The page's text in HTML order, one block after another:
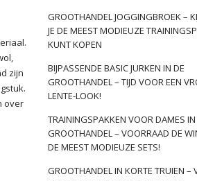
zijn
over
GROOTHANDEL JOGGINGBROEK –
JE DE MEEST MODIEUZE
KUNT KOPEN
BIJPASSENDE BASIC JURKEN IN DE
GROOTHANDEL – TIJD VOOR EEN
LENTE-LOOK!
TRAININGSPAKKEN VOOR DAMES IN
GROOTHANDEL – VOORRAAD DE
DE MEEST MODIEUZE SETS!
GROOTHANDEL IN KORTE TRUIEN –